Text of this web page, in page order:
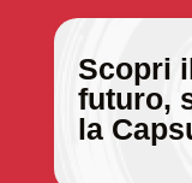
Scopri
futuro,
la